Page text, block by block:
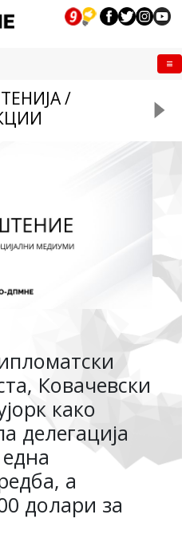
/
Ковачевски
како
делегација
а
долари за